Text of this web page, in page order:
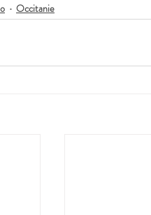
Occitanie